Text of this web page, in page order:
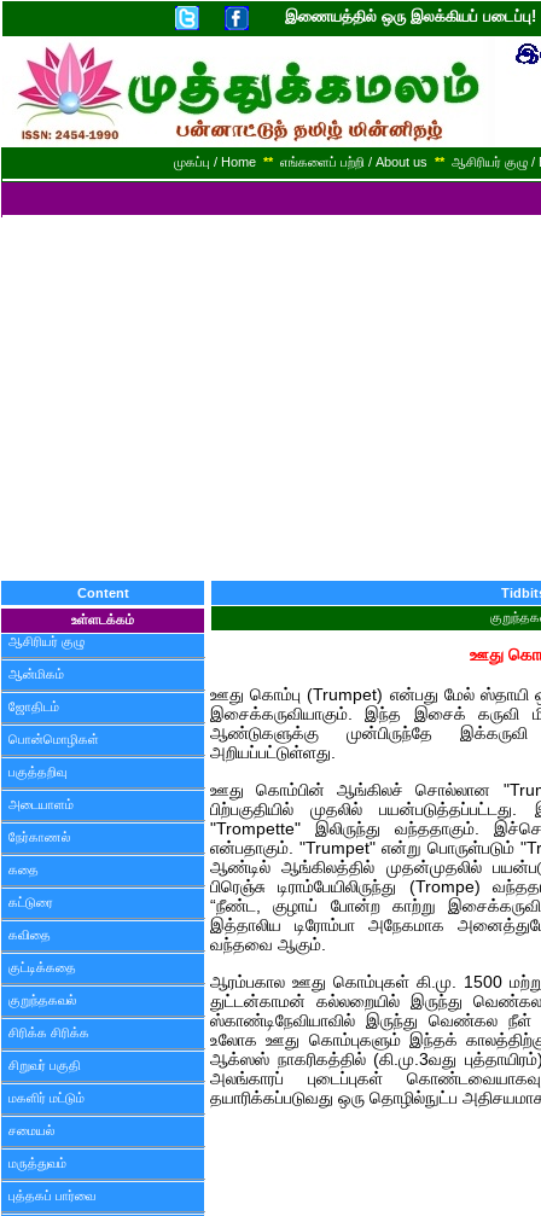
இணையத்தில் ஒரு இலக்கியப்
முகப்பு / Home ** எங்களைப் பற்றி / About us ** ஆசிரியர் குழு
Content
உள்ளடக்கம்
ஆசிரியர் குழு
ஆன்மிகம்
ஜோதிடம்
பொன்மொழிகள்
பகுத்தறிவு
அடையாளம்
நேர்காணல்
கதை
கட்டுரை
கவிதை
குட்டிக்கதை
குறுந்தகவல்
சிரிக்க சிரிக்க
சிறுவர் பகுதி
மகளிர் மட்டும்
சமையல்
மருத்துவம்
புத்தகப் பார்வை
ஊது
ஊது கொம்பு (Trumpet) என்பது மேல்
இசைக்கருவியாகும். இந்த இசைக் கருவி
ஆண்டுகளுக்கு முன்பிருந்தே
அறியப்பட்டுள்ளது.
ஊது கொம்பின் ஆங்கிலச் சொல்லான
பிற்பகுதியில் முதலில்
"Trompette" இலிருந்து வந்ததாகும்.
என்பதாகும். "Trumpet" என்று பொருள்படும்
ஆண்டில் ஆங்கிலத்தில் முதன்முதலில்
பிரெஞ்சு டிராம்பேயிலிருந்து (Trompe)
“நீண்ட, குழாய் போன்ற காற்று
இத்தாலிய டிரோம்பா அநேகமாக
வந்தவை ஆகும்.
ஆரம்பகால ஊது கொம்புகள் கி.மு. 1500
துட்டன்காமன் கல்லறையில் இருந்து
ஸ்காண்டிநேவியாவில் இருந்து வெண்கல நீள்
உலோக ஊது கொம்புகளும் இந்தக்
ஆக்ஸஸ் நாகரிகத்தில் (கி.மு.3வது
அலங்காரப் புடைப்புகள்
தயாரிக்கப்படுவது ஒரு தொழில்நுட்ப